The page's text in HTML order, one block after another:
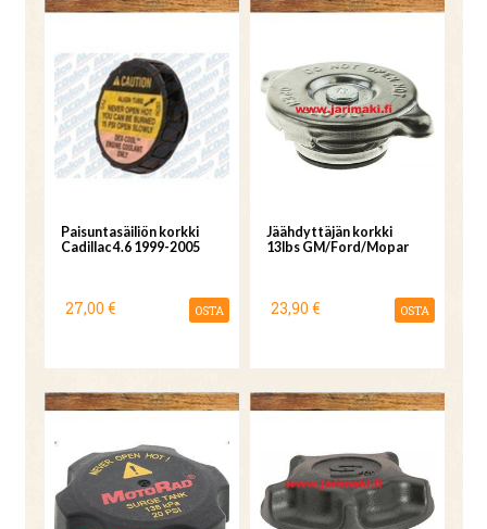
Paisuntasäiliön korkki
Cadillac 4.6 1999-2005
27,00 € OSTA
Jäähdyttäjän korkki
13lbs GM/Ford/Mopar
23,90 € OSTA